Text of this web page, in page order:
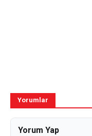
Yorumlar
Yorum Yap